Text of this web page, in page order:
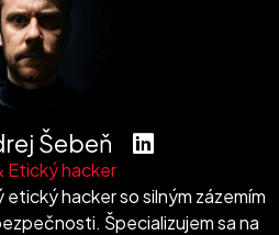
Šebeň
Etický hacker
hacker so silným zázemím
Špecializujem sa na